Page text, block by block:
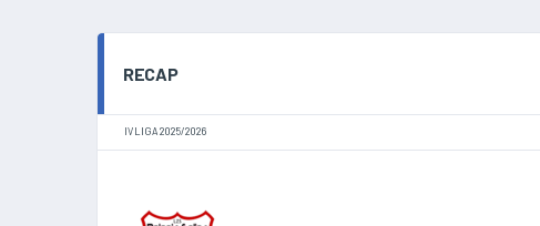
RECAP
IV LIGA 2025/2026